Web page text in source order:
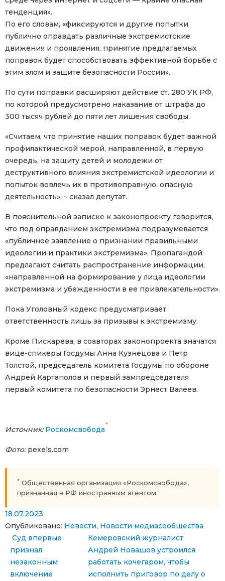
тенденция».
По его словам, «фиксируются и другие попытки
публично оправдать различные экстремистские
движения и проявления, принятие предлагаемых
поправок будет способствовать эффективной борьбе с
этим злом и защите безопасности России».
По сути поправки расширяют действие ст. 280 УК РФ,
по которой предусмотрено наказание от штрафа до
300 тысяч рублей до пяти лет лишения свободы.
«Считаем, что принятие наших поправок будет важной
профилактической мерой, направленной, в первую
очередь, на защиту детей и молодежи от
деструктивного влияния экстремистской идеологии и
попыток вовлечь их в противоправную, опасную
деятельность», – сказал депутат.
В пояснительной записке к законопроекту говорится,
что под оправданием экстремизма подразумевается
«публичное заявление о признании правильными
идеологии и практики экстремизма». Пропагандой
предлагают считать распространение информации,
«направленной на формирование у лица идеологии
экстремизма и убежденности в ее привлекательности».
Пока Уголовный кодекс предусматривает
ответственность лишь за призывы к экстремизму.
Кроме Пискарёва, в соавторах законопроекта значатся
вице-спикеры Госдумы Анна Кузнецова и Петр
Толстой, председатель комитета Госдумы по обороне
Андрей Картаполов и первый зампредседателя
первый комитета по безопасности Эрнест Валеев.
Источник: Роскомсвобода
*
Фото:pexels.com
* Общественная организация «Роскомсвобода»,
признанная в РФ иностранным агентом
18.07.2023
Опубликовано: Новости, Новости медиасообщества
Навигация по записям
Суд впервые
признал
незаконным
включение
Кемеровский журналист
Андрей Новашов устроился
работать кочегаром, чтобы
исполнить приговор по делу о